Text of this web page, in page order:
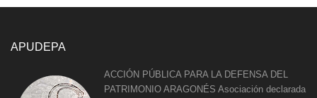
APUDEPA
ACCIÓN PÚBLICA PARA LA DEFENSA DEL
PATRIMONIO ARAGONÉS Asociación declarada